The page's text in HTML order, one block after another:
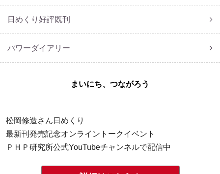
日めくり好評既刊
パワーダイアリー
まいにち、つながろう
松岡修造さん日めくり
最新刊発売記念オンライントークイベント
ＰＨＰ研究所公式YouTubeチャンネルで配信中